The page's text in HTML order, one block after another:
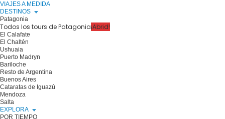
VIAJES A MEDIDA
DESTINOS
Patagonia
Todos los tours de Patagonia¡Abrid!
El Calafate
El Chaltén
Ushuaia
Puerto Madryn
Bariloche
Resto de Argentina
Buenos Aires
Cataratas de Iguazú
Mendoza
Salta
EXPLORA
POR TIEMPO